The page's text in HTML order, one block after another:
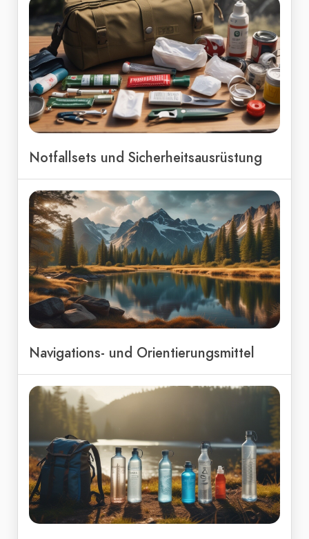
Notfallsets und Sicherheitsausrüstung
Navigations- und Orientierungsmittel